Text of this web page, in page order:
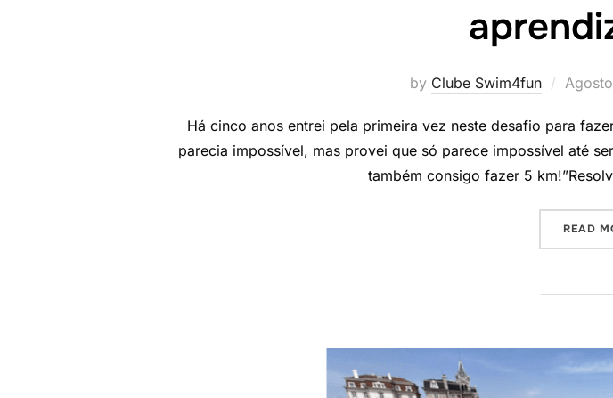
by Clube Swim4fun
Posted
Há cinco anos entrei pela primeira vez neste desafio para
parecia impossível, mas provei que só parece impossível até
também consigo fazer 5
READ